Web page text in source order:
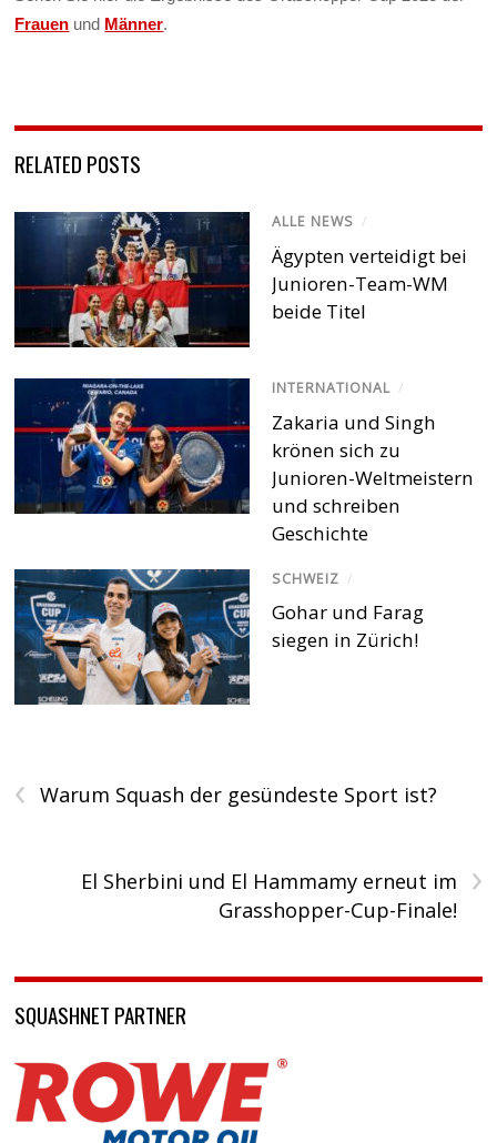
Frauen und Männer.
RELATED POSTS
ALLE NEWS /
Ägypten verteidigt bei
Junioren-Team-WM
beide Titel
INTERNATIONAL /
Zakaria und Singh
krönen sich zu
Junioren-Weltmeistern
und schreiben
Geschichte
SCHWEIZ /
Gohar und Farag
siegen in Zürich!
‹ Warum Squash der gesündeste Sport ist?
›
El Sherbini und El Hammamy erneut im
Grasshopper-Cup-Finale!
SQUASHNET PARTNER